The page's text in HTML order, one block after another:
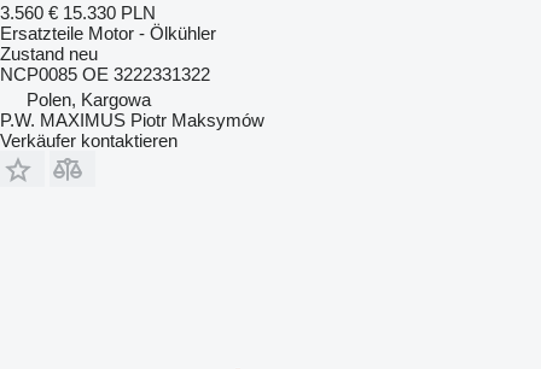
3.560 € 15.330 PLN
Ersatzteile Motor - Ölkühler
Zustand neu
NCP0085 OE 3222331322
Polen, Kargowa
P.W. MAXIMUS Piotr Maksymów
Verkäufer kontaktieren